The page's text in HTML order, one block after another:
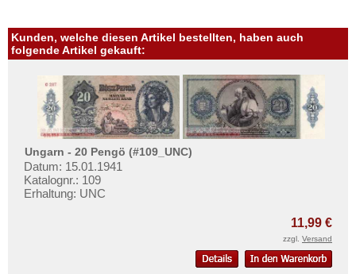
Kunden, welche diesen Artikel bestellten, haben auch
folgende Artikel gekauft:
Ungarn - 20 Pengö (#109_UNC)
Datum: 15.01.1941
Katalognr.: 109
Erhaltung: UNC
11,99 €
zzgl. Versand